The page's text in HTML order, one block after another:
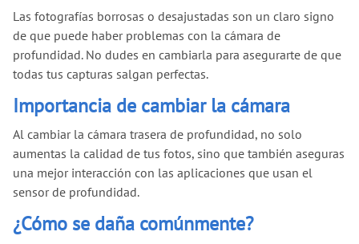
Las fotografías borrosas o desajustadas son un claro signo
de que puede haber problemas con la cámara de
profundidad. No dudes en cambiarla para asegurarte de que
todas tus capturas salgan perfectas.
Importancia de cambiar la cámara
Al cambiar la cámara trasera de profundidad, no solo
aumentas la calidad de tus fotos, sino que también aseguras
una mejor interacción con las aplicaciones que usan el
sensor de profundidad.
¿Cómo se daña comúnmente?